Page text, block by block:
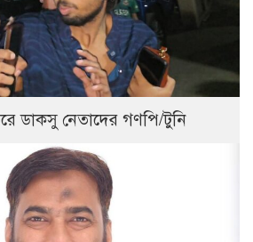
ডাকসু নেতাদের গণপি/টুনি